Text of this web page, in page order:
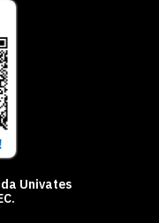
Univates